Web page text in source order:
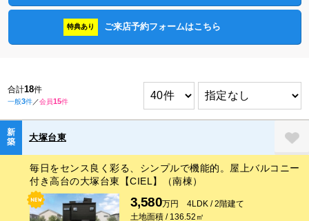
特典あり ご来店予約フォームはこちら
合計18件
一般3件／会員15件
毎日をセンス良く彩る、シンプルで機能的。屋上バルコニー
付き高台の大塚台東【CIEL】（南棟）
新
築
大塚台東
3,580万円 4LDK / 2階建て
土地面積 / 136.52㎡